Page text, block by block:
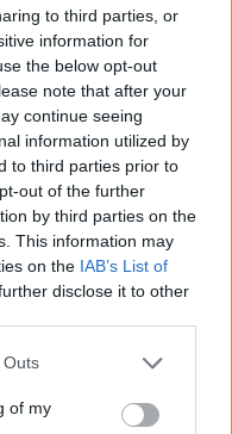
to third parties, or
information for
the below opt-out
note that after your
continue seeing
information utilized by
to third parties prior to
out of the further
by third parties on the
This information may
on the IAB’s List of
disclose it to other
one or more Google
You may click to
Outs
of my
2019, időpont: 10:09
elképesztően
elképesztően